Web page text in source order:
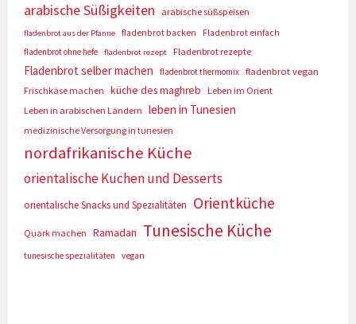
arabische Süßigkeiten arabische süßspeisen
fladenbrot aus der Pfanne fladenbrot backen
Fladenbrot einfach
fladenbrot ohne hefe
fladenbrot rezept Fladenbrot rezepte
Fladenbrot selber machen fladenbrot thermomix fladenbrot vegan
Frischkäse machen
küche des maghreb
Leben im Orient
Leben in arabischen Ländern
leben in Tunesien
medizinische Versorgung in tunesien
nordafrikanische Küche
orientalische Kuchen und Desserts
orientalische Snacks und Spezialitäten Orientküche
Quark machen Ramadan Tunesische Küche
tunesische spezialitäten vegan